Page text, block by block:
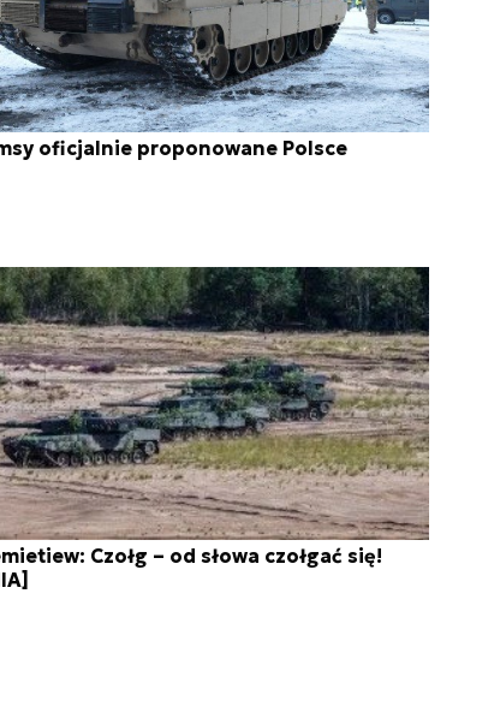
oficjalnie proponowane Polsce
Czołg – od słowa czołgać się!